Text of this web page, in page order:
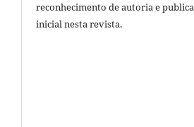
reconhecimento de autoria e
inicial nesta revista.